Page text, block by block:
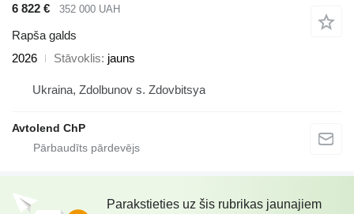
6 822 €
352 000 UAH
Rapša galds
2026
Stāvoklis jauns
Ukraina, Zdolbunov s. Zdovbitsya
Avtolend ChP
Parakstieties uz šis rubrikas jaunajiem